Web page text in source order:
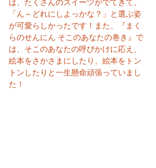
は、たくさんのスイーツがでてきて、
「ん～どれにしよっかな？」と選ぶ姿
が可愛らしかったです！また、『まく
らのせんにん そこのあなたの巻き』で
は、そこのあなたの呼びかけに応え、
絵本をさかさまにしたり、絵本をトン
トンしたりと一生懸命頑張っていまし
た！